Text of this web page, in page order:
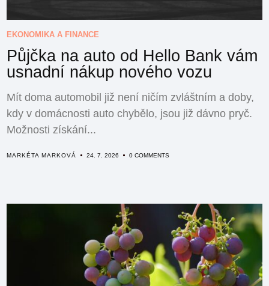
EKONOMIKA A FINANCE
Půjčka na auto od Hello Bank vám
usnadní nákup nového vozu
Mít doma automobil již není ničím zvláštním a doby,
kdy v domácnosti auto chybělo, jsou již dávno pryč.
Možnosti získání...
MARKÉTA MARKOVÁ 24. 7. 2026 0 COMMENTS